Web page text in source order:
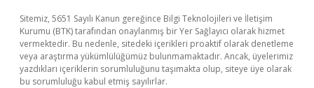
Sitemiz, 5651 Sayılı Kanun gereğince Bilgi Teknolojileri ve İletişim
Kurumu (BTK) tarafından onaylanmış bir Yer Sağlayıcı olarak hizmet
vermektedir. Bu nedenle, sitedeki içerikleri proaktif olarak denetleme
veya araştırma yükümlülüğümüz bulunmamaktadır. Ancak, üyelerimiz
yazdıkları içeriklerin sorumluluğunu taşımakta olup, siteye üye olarak
bu sorumluluğu kabul etmiş sayılırlar.